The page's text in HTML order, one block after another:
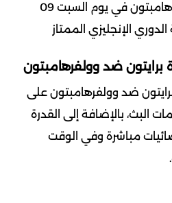
مباراة برايتون ضد وولفرهامبتون في يوم السبت 09
برايتون ضد وولفرهامبتون
ضد وولفرهامبتون على
البث، بالإضافة إلى القدرة
مباشرة وفي الوقت